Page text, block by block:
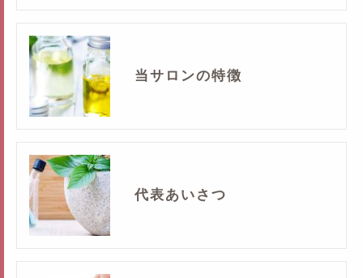
当サロンの特徴
代表あいさつ